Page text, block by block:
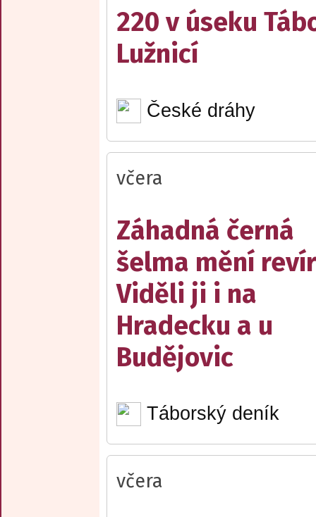
220 v úseku
Lužnicí
České dráhy
včera
Záhadná černá
šelma mění
Viděli ji i na
Hradecku a u
Budějovic
Táborský deník
včera